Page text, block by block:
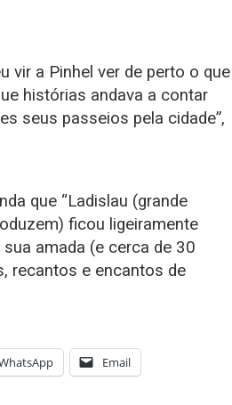
vir a Pinhel ver de perto o que
histórias andava a contar
seus passeios pela cidade”,
que “Ladislau (grande
ficou ligeiramente
amada (e cerca de 30
recantos e encantos de
Email